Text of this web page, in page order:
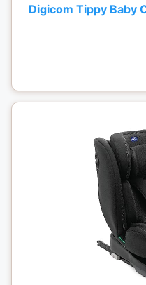
Digicom Tippy Baby